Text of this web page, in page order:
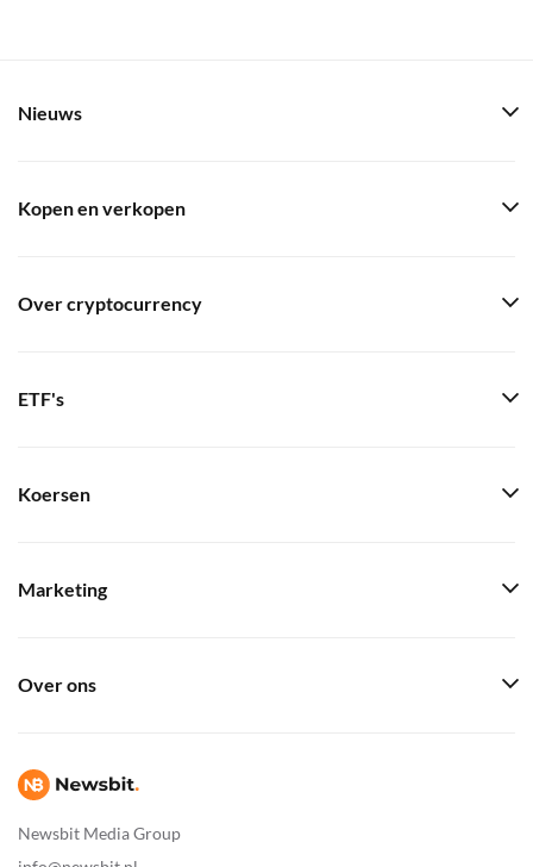
Newsbit Media Group
Nieuws
Kopen en verkopen
Over cryptocurrency
ETF's
Koersen
Marketing
Over ons